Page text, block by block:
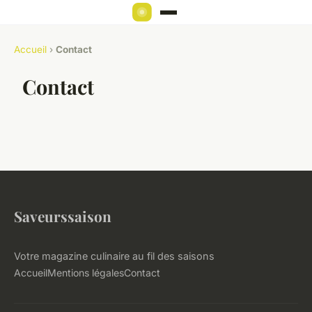
Accueil › Contact
Contact
Saveurssaison
Votre magazine culinaire au fil des saisons
AccueilMentions légalesContact